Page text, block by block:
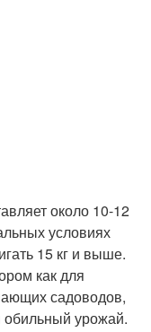
около 10-12
условиях
15 кг и выше.
как для
садоводов,
обильный урожай.